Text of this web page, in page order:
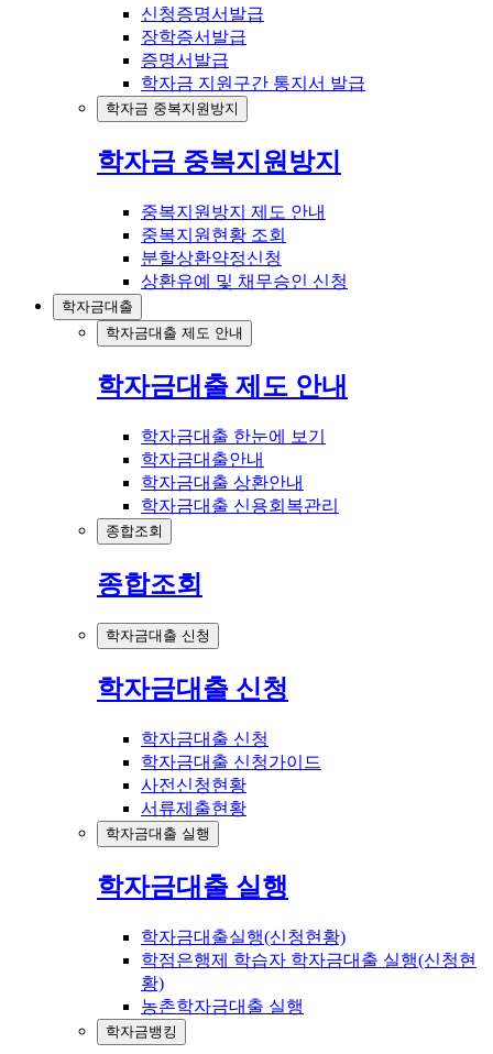
신청증명서발급
장학증서발급
증명서발급
학자금 지원구간 통지서 발급
학자금 중복지원방지
학자금 중복지원방지
중복지원방지 제도 안내
중복지원현황 조회
분할상환약정신청
상환유예 및 채무승인 신청
학자금대출
학자금대출 제도 안내
학자금대출 제도 안내
학자금대출 한눈에 보기
학자금대출안내
학자금대출 상환안내
학자금대출 신용회복관리
종합조회
종합조회
학자금대출 신청
학자금대출 신청
학자금대출 신청
학자금대출 신청가이드
사전신청현황
서류제출현황
학자금대출 실행
학자금대출 실행
학자금대출실행(신청현황)
학점은행제 학습자 학자금대출 실행(신청현
황)
농촌학자금대출 실행
학자금뱅킹